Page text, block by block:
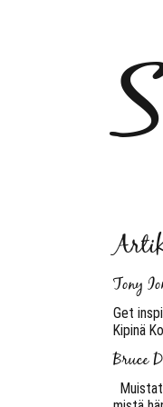
Tony
Get
Kipinä
Bruce